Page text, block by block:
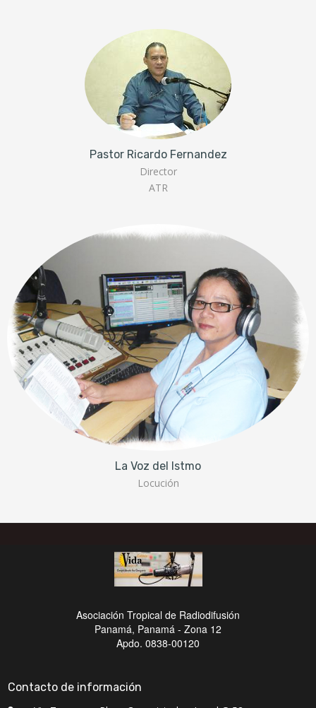
Pastor Ricardo Fernandez
Director
ATR
La Voz del Istmo
Locución
Asociación Tropical de Radiodifusión
Panamá, Panamá - Zona 12
Apdo. 0838-00120
Contacto de información